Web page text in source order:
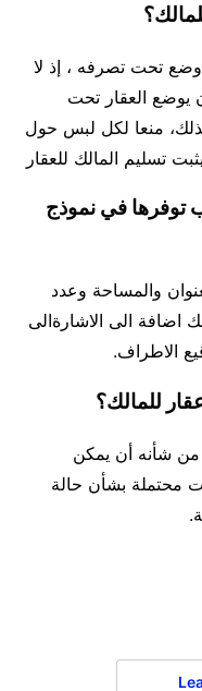
وضع تحت تصرفه ، إذ لا
يوضع العقار تحت
منعا لكل لبس حول
تسليم المالك للعقار
توفرها في نموذج
والمساحة وعدد
اضافة الى الاشارةالى
الاطراف.
من شأنه أن يمكن
محتملة بشأن حالة